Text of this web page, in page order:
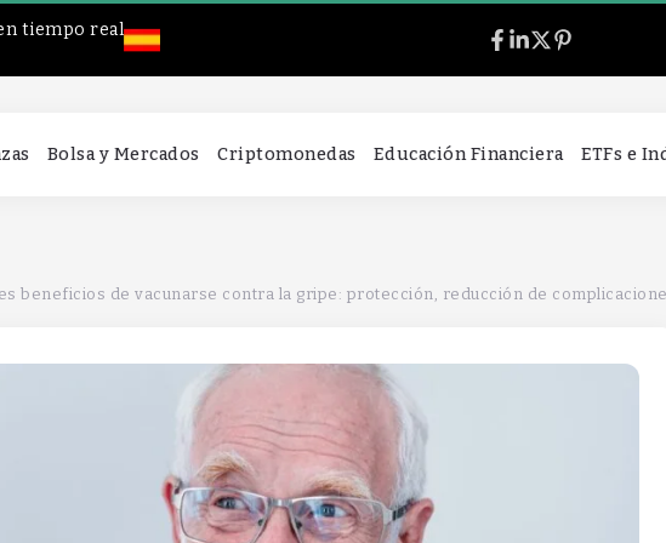
tiempo real
Bolsa y Mercados Criptomonedas Educación Financiera ETFs e
beneficios de vacunarse contra la gripe: protección, reducción de